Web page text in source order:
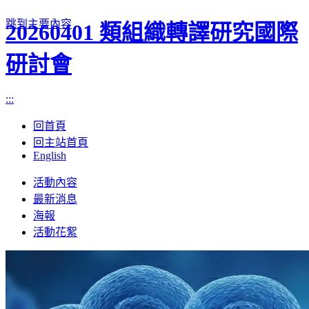
跳到主要內容
20260401 類組織轉譯研究國際
研討會
:::
回首頁
回主站首頁
English
Toggle
navigation
活動內容
最新消息
海報
活動花絮